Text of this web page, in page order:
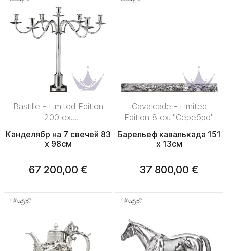
Bastille - Limited Edition
200 ex.
"Посеребрение"
Канделябр на 7 свечей 83
x 98см
67 200,00 €
Cavalcade - Limited
Edition 8 ex. "Серебро"
Барельеф кавалькада 151
x 13см
37 800,00 €